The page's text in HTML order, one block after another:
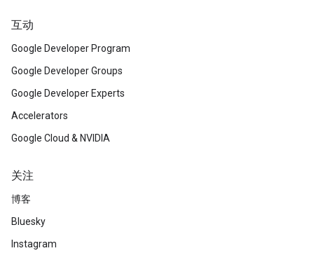
互动
Google Developer Program
Google Developer Groups
Google Developer Experts
Accelerators
Google Cloud & NVIDIA
关注
博客
Bluesky
Instagram